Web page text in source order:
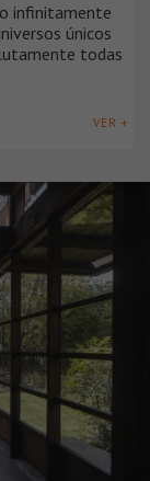
infinitamente
únicos
todas
VER +